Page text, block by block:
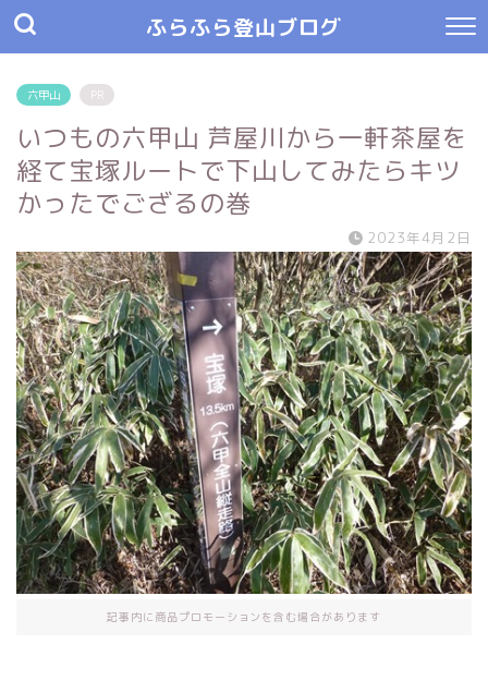
ふらふら登山ブログ
六甲山 PR
いつもの六甲山 芦屋川から一軒茶屋を
経て宝塚ルートで下山してみたらキツ
かったでござるの巻
2023年4月2日
記事内に商品プロモーションを含む場合があります